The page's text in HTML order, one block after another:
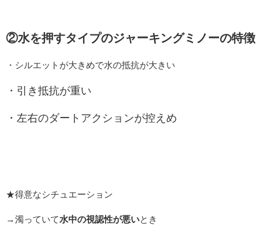
②水を押すタイプのジャーキングミノーの特徴
・シルエットが大きめで水の抵抗が大きい
・引き抵抗が重い
・左右のダートアクションが控えめ
★得意なシチュエーション
→濁っていて水中の視認性が悪いとき